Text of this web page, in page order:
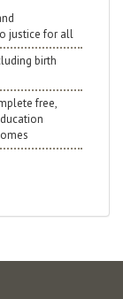
justice for all
birth
free,